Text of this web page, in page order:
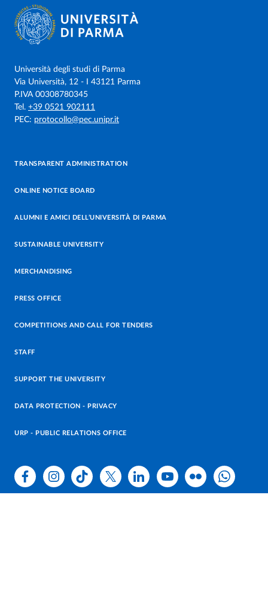
Università degli studi di Parma
Via Università, 12 - I 43121 Parma
P.IVA 00308780345
Tel. +39 0521 902111
PEC: protocollo@pec.unipr.it
TRANSPARENT ADMINISTRATION
ONLINE NOTICE BOARD
ALUMNI E AMICI DELL’UNIVERSITÀ DI PARMA
SUSTAINABLE UNIVERSITY
MERCHANDISING
PRESS OFFICE
COMPETITIONS AND CALL FOR TENDERS
STAFF
SUPPORT THE UNIVERSITY
DATA PROTECTION - PRIVACY
URP - PUBLIC RELATIONS OFFICE
FacebookInstagramTikTok X LinkedinYoutubeFlickr